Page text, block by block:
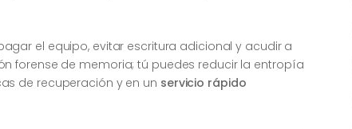
el equipo, evitar escritura adicional y acudir a
forense de memoria; tú puedes reducir la entropía
de recuperación y en un servicio rápido